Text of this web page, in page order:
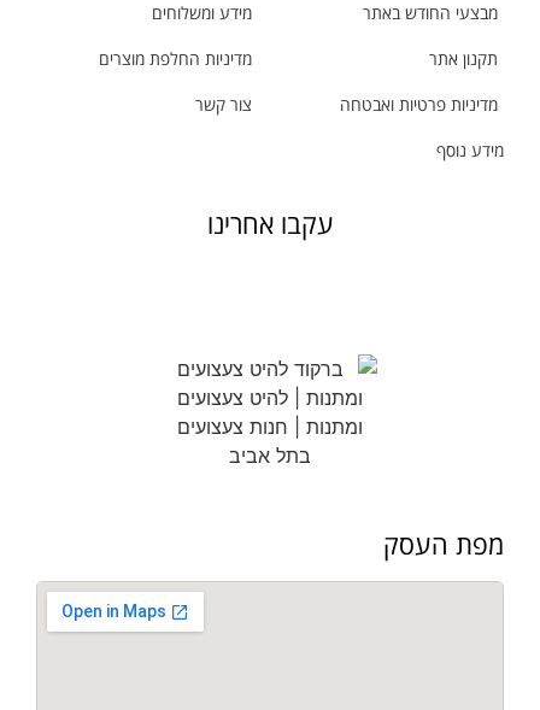
מבצעי החודש באתר
תקנון אתר
מדיניות פרטיות ואבטחה
מידע נוסף
מידע ומשלוחים
מדיניות החלפת מוצרים
צור קשר
עקבו אחרינו
מפת העסק